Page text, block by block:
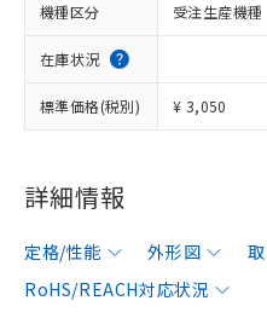
機種区分 受注生産機種
在庫状況
標準価格(税別) ¥ 3,050
詳細情報
定格/性能 外形図
RoHS/REACH対応状況